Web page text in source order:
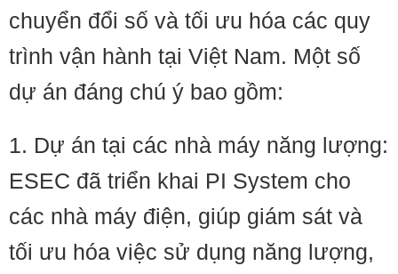
chuyển đổi số và tối ưu hóa các quy
trình vận hành tại Việt Nam. Một số
dự án đáng chú ý bao gồm:
1. Dự án tại các nhà máy năng lượng:
ESEC đã triển khai PI System cho
các nhà máy điện, giúp giám sát và
tối ưu hóa việc sử dụng năng lượng,